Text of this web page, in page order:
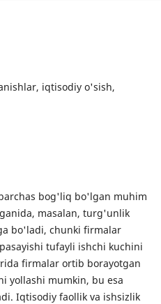
iqtisodiy o'sish,
bog'liq bo'lgan muhim
masalan, turg'unlik
bo'ladi, chunki firmalar
tufayli ishchi kuchini
firmalar ortib borayotgan
yollashi mumkin, bu esa
Iqtisodiy faollik va ishsizlik